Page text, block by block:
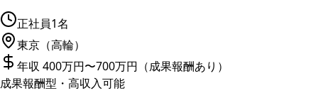
正社員1名
東京（高輪）
年収 400万円〜700万円（成果報酬あり）
成果報酬型・高収入可能